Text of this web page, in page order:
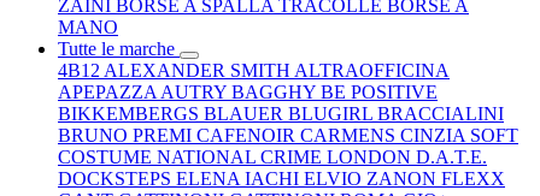
ZAINI BORSE A SPALLA TRACOLLE BORSE A
MANO
Tutte le marche
4B12 ALEXANDER SMITH ALTRAOFFICINA
APEPAZZA AUTRY BAGGHY BE POSITIVE
BIKKEMBERGS BLAUER BLUGIRL BRACCIALINI
BRUNO PREMI CAFENOIR CARMENS CINZIA SOFT
COSTUME NATIONAL CRIME LONDON D.A.T.E.
DOCKSTEPS ELENA IACHI ELVIO ZANON FLEXX